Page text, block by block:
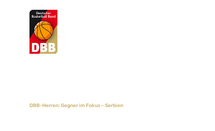
Suchvorschläge
DBB-Herren: Gegner im Fokus – Serbien